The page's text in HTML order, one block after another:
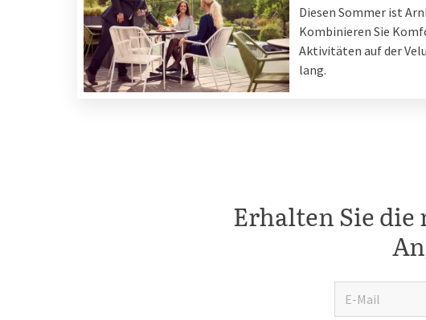
Diesen Sommer ist
Kombinieren Sie
Aktivitäten auf der
lang.
Erhalten Sie